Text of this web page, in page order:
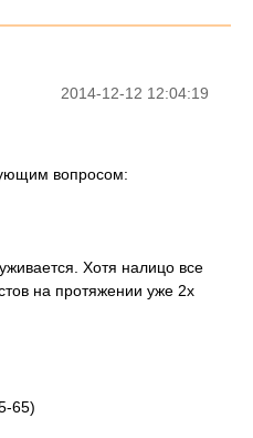
2014-12-12 12:04:19
вопросом:
Хотя налицо все
на протяжении уже 2х
65)